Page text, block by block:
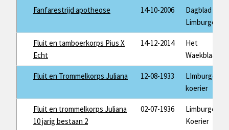
Fanfarestrijd apotheose 14-10-2006
Dagblad de
Limburger
Fluit en tamboerkorps Pius X
Echt
14-12-2014
Het
Waekblaad
Fluit en Trommelkorps Juliana 12-08-1933
LImburger
koerier
Fluit en trommelkorps Juliana
10 jarig bestaan 2
02-07-1936
Limburger
Koerier